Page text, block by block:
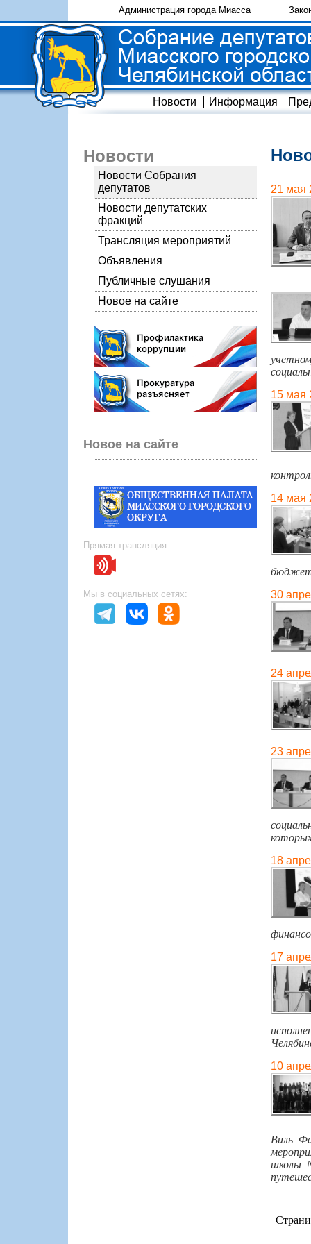
Администрация города Миасса
Новости Информация
Новости
Новости Собрания
депутатов
Новости депутатских
фракций
Трансляция мероприятий
Объявления
Публичные слушания
Новое на сайте
Новое на сайте
Прямая трансляция:
Мы в социальных сетях:
21 мая
15 мая
14 мая
30
24
23
18
17
10
Виль
школы